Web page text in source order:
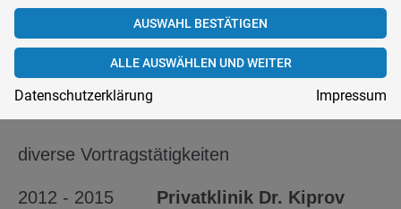
unter der Leitung von Univ. Prof. Dr. Steiner
Mitarbeit als Sub Investigator für die Phase 3
Multicenter Studie zur Untersuchung von
Baricitinib für Patienten mit atopischer
diverse Vortragstätigkeiten
2012 - 2015 Privatklinik Dr. Kiprov
AUSWAHL BESTÄTIGEN
ALLE AUSWÄHLEN UND WEITER
Datenschutzerklärung Impressum